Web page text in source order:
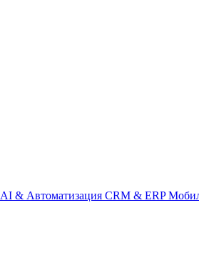
AI & Автоматизация CRM & ERP